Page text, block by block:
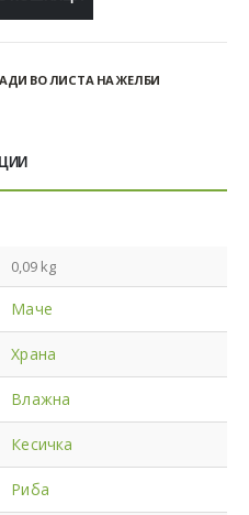
ВО ЛИСТА НА ЖЕЛБИ
0,09 kg
Маче
Храна
Влажна
Кесичка
Риба